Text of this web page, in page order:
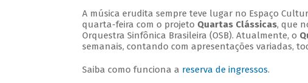
A música erudita sempre teve lugar no Espaço
quarta-feira com o projeto Quartas Clássicas, que
Orquestra Sinfônica Brasileira (OSB). Atualmente, o
semanais, contando com apresentações variadas,
Saiba como funciona a reserva de ingressos.